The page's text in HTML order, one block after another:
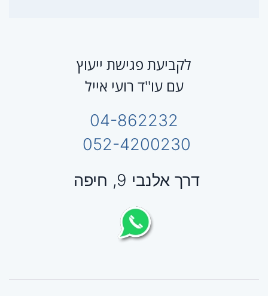
לקביעת פגישת ייעוץ
עם עו''ד רועי אייל
04-862232
052-4200230
דרך אלנבי 9, חיפה